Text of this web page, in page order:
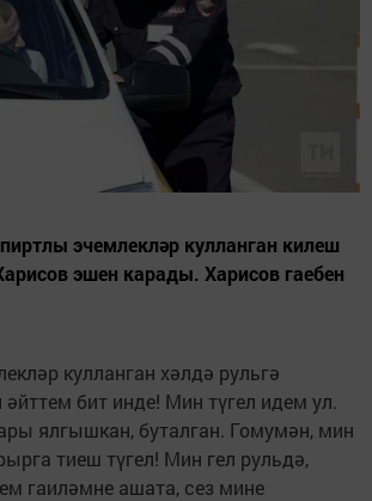
эчемлекләр кулланган килеш
эшен карады. Харисов гаебен
кулланган хәлдә рульгә
бит инде! Мин түгел идем ул.
ялгышкан, буталган. Гомумән, мин
тиеш түгел! Мин гел рульдә,
гаиләмне ашата, сез мине